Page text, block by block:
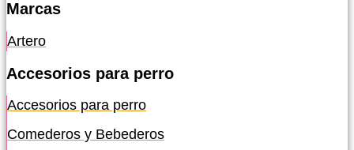
Marcas
Artero
Accesorios para perro
Accesorios para perro
Comederos y Bebederos